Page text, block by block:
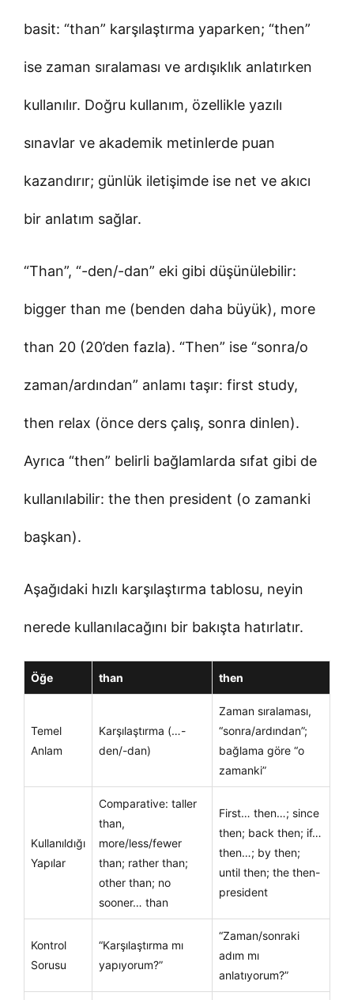
basit: “than” karşılaştırma yaparken; “then”
ise zaman sıralaması ve ardışıklık anlatırken
kullanılır. Doğru kullanım, özellikle yazılı
sınavlar ve akademik metinlerde puan
kazandırır; günlük iletişimde ise net ve akıcı
bir anlatım sağlar.
“Than”, “-den/-dan” eki gibi düşünülebilir:
bigger than me (benden daha büyük), more
than 20 (20’den fazla). “Then” ise “sonra/o
zaman/ardından” anlamı taşır: first study,
then relax (önce ders çalış, sonra dinlen).
Ayrıca “then” belirli bağlamlarda sıfat gibi de
kullanılabilir: the then president (o zamanki
başkan).
Aşağıdaki hızlı karşılaştırma tablosu, neyin
nerede kullanılacağını bir bakışta hatırlatır.
Öğe than then
Temel
Anlam
Karşılaştırma (…-
den/-dan)
Zaman sıralaması,
“sonra/ardından”;
bağlama göre “o
zamanki”
Kullanıldığı
Yapılar
Comparative: taller
than,
more/less/fewer
than; rather than;
other than; no
sooner… than
First… then…; since
then; back then; if…
then…; by then;
until then; the then-
president
Kontrol
Sorusu
“Karşılaştırma mı
yapıyorum?”
“Zaman/sonraki
adım mı
anlatıyorum?”